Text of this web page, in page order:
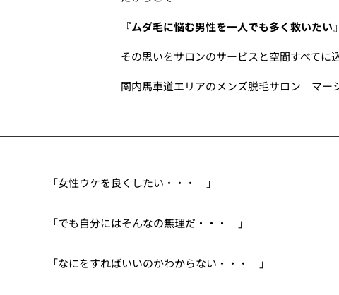
『ムダ毛に悩む男性を一人でも多く救いたい』
その思いをサロンのサービスと空間すべてに
関内馬車道エリアのメンズ脱毛サロン マー
「女性ウケを良くしたい・・・ 」
「でも自分にはそんなの無理だ・・・ 」
「なにをすればいいのかわからない・・・ 」